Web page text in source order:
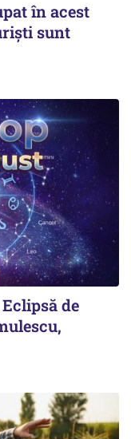
în acest
sunt
de